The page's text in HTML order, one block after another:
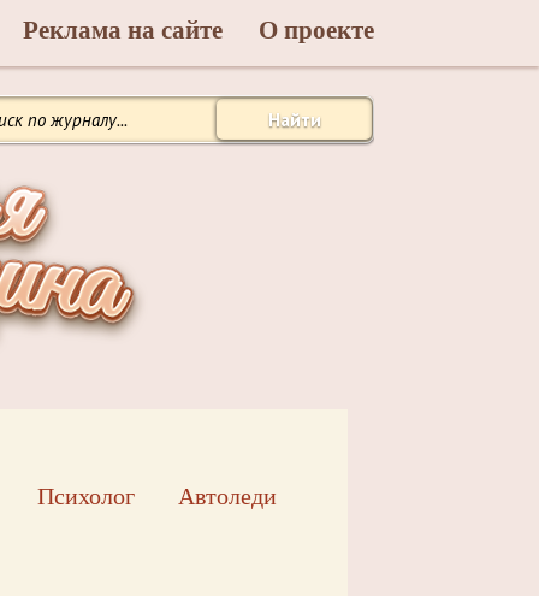
Реклама на сайте О проекте
Найти
Психолог Автоледи